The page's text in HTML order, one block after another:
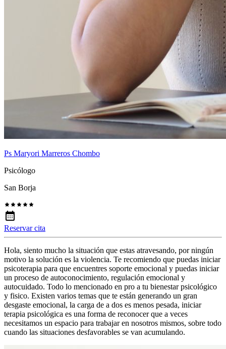
Ps Maryori Marreros Chombo
Psicólogo
San Borja
Reservar cita
Hola, siento mucho la situación que estas atravesando, por ningún
motivo la solución es la violencia. Te recomiendo que puedas iniciar
psicoterapia para que encuentres soporte emocional y puedas iniciar
un proceso de autoconocimiento, regulación emocional y
autocuidado. Todo lo mencionado en pro a tu bienestar psicológico
y fisico. Existen varios temas que te están generando un gran
desgaste emocional, la carga de a dos es menos pesada, iniciar
terapia psicológica es una forma de reconocer que a veces
necesitamos un espacio para trabajar en nosotros mismos, sobre todo
cuando las situaciones desfavorables se van acumulando.